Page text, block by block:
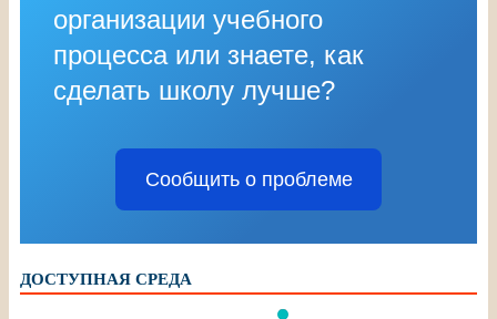
организации учебного
процесса или знаете, как
сделать школу лучше?
Сообщить о проблеме
ДОСТУПНАЯ СРЕДА